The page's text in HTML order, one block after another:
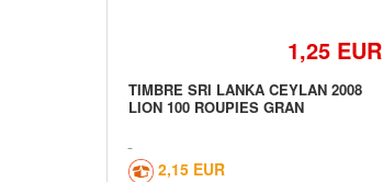
1,25 EUR
TIMBRE SRI LANKA CEYLAN 2008
LION 100 ROUPIES GRAN
2,15 EUR